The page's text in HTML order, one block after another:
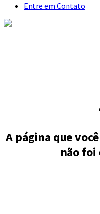
Entre em Contato
A página que
não foi